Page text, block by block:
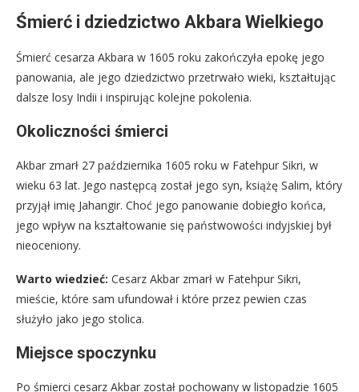
Śmierć i dziedzictwo Akbara Wielkiego
Śmierć cesarza Akbara w 1605 roku zakończyła epokę jego
panowania, ale jego dziedzictwo przetrwało wieki, kształtując
dalsze losy Indii i inspirując kolejne pokolenia.
Okoliczności śmierci
Akbar zmarł 27 października 1605 roku w Fatehpur Sikri, w
wieku 63 lat. Jego następcą został jego syn, książę Salim, który
przyjął imię Jahangir. Choć jego panowanie dobiegło końca,
jego wpływ na kształtowanie się państwowości indyjskiej był
nieoceniony.
Warto wiedzieć: Cesarz Akbar zmarł w Fatehpur Sikri,
mieście, które sam ufundował i które przez pewien czas
służyło jako jego stolica.
Miejsce spoczynku
Po śmierci cesarz Akbar został pochowany w listopadzie 1605